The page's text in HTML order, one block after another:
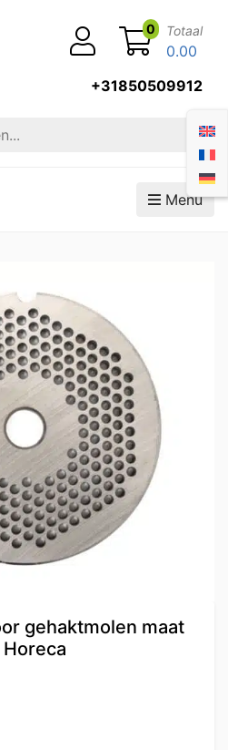
+31850509912
0 Totaal
0.00
Menu
gehaktmolen maat